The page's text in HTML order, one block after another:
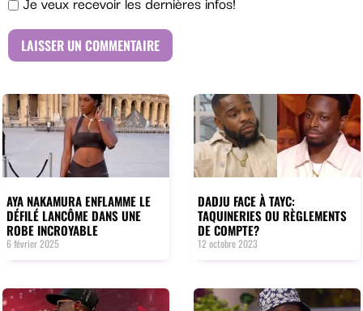
AYA NAKAMURA ENFLAMME LE
DÉFILÉ LANCÔME DANS UNE
ROBE INCROYABLE
6 février 2025
DADJU FACE À TAYC:
TAQUINERIES OU RÈGLEMENTS
DE COMPTE?
12 octobre 2023